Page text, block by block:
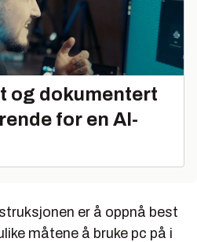
og dokumentert
for en AI-
er å oppnå best
måtene å bruke pc på i